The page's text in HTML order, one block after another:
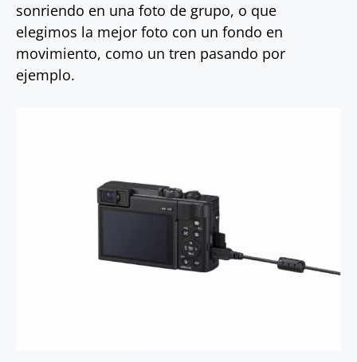
sonriendo en una foto de grupo, o que
elegimos la mejor foto con un fondo en
movimiento, como un tren pasando por
ejemplo.